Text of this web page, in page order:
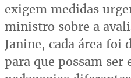
exigem medidas
ministro sobre a
Janine, cada área foi
para que possam ser